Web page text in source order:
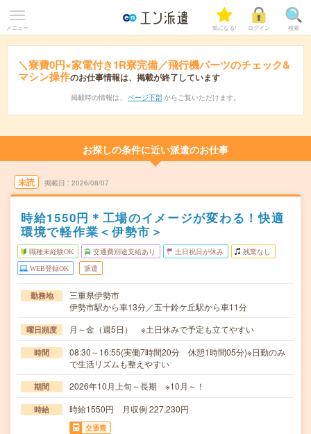
メニュー 気になる! ログイン 検索
＼寮費0円×家電付き1R寮完備／飛行機パーツのチェック&
マシン操作のお仕事情報は、掲載が終了しています
掲載時の情報は、 ページ下部 からご覧いただけます。
お探しの条件に近い派遣のお仕事
未読 掲載日 2026/08/07
時給1550円＊工場のイメージが変わる！快適
環境で軽作業＜伊勢市＞
職種未経験OK 交通費別途支給あり 土日祝日が休み 残業なし
WEB登録OK 派遣
勤務地
三重県伊勢市
伊勢市駅から車13分／五十鈴ケ丘駅から車11分
曜日頻度 月～金（週5日） ※土日休みで予定も立てやすい
時間
08:30～16:55(実働7時間20分 休憩1時間05分)※日勤のみ
で生活リズムも整えやすい
期間 2026年10月上旬～長期 ※10月～！
時給 時給1550円 月収例 227,230円
交通費